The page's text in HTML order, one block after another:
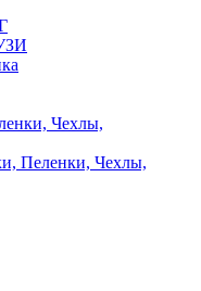
Чехлы,
Пеленки, Чехлы,